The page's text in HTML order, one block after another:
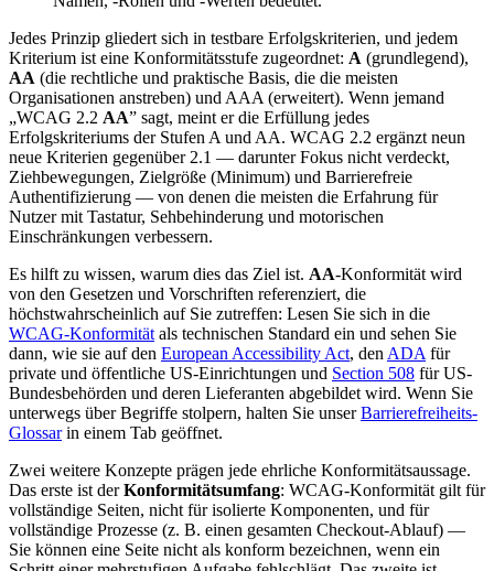
Jedes Prinzip gliedert sich in testbare Erfolgskriterien, und jedem
Kriterium ist eine Konformitätsstufe zugeordnet: A (grundlegend),
AA (die rechtliche und praktische Basis, die die meisten
Organisationen anstreben) und AAA (erweitert). Wenn jemand
„WCAG 2.2 AA” sagt, meint er die Erfüllung jedes
Erfolgskriteriums der Stufen A und AA. WCAG 2.2 ergänzt neun
neue Kriterien gegenüber 2.1 — darunter Fokus nicht verdeckt,
Ziehbewegungen, Zielgröße (Minimum) und Barrierefreie
Authentifizierung — von denen die meisten die Erfahrung für
Nutzer mit Tastatur, Sehbehinderung und motorischen
Einschränkungen verbessern.
Es hilft zu wissen, warum dies das Ziel ist. AA-Konformität wird
von den Gesetzen und Vorschriften referenziert, die
höchstwahrscheinlich auf Sie zutreffen: Lesen Sie sich in die
WCAG-Konformität als technischen Standard ein und sehen Sie
dann, wie sie auf den European Accessibility Act, den ADA für
private und öffentliche US-Einrichtungen und Section 508 für US-
Bundesbehörden und deren Lieferanten abgebildet wird. Wenn Sie
unterwegs über Begriffe stolpern, halten Sie unserBarrierefreiheits-
Glossarin einem Tab geöffnet.
Zwei weitere Konzepte prägen jede ehrliche Konformitätsaussage.
Das erste ist derKonformitätsumfang: WCAG-Konformität gilt für
vollständige Seiten, nicht für isolierte Komponenten, und für
vollständige Prozesse (z. B. einen gesamten Checkout-Ablauf) —
Sie können eine Seite nicht als konform bezeichnen, wenn ein